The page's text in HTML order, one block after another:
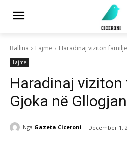
Ballina Lajme Haradinaj viziton
Lajme
Haradinaj
Gjoka në Gllogjan
Nga Gazeta Ciceroni December 1,